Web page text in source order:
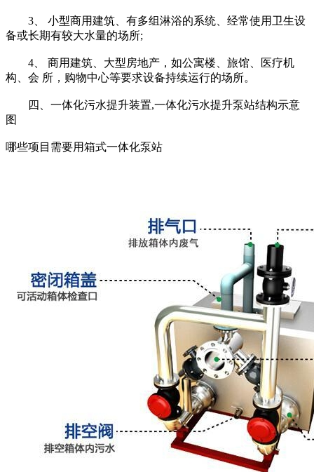
3、 小型商用建筑、有多组淋浴的系统、经常使用卫生设
备或长期有较大水量的场所;
4、 商用建筑、大型房地产，如公寓楼、旅馆、医疗机
构、会 所，购物中心等要求设备持续运行的场所。
四、一体化污水提升装置,一体化污水提升泵站结构示意
图
哪些项目需要用箱式一体化泵站